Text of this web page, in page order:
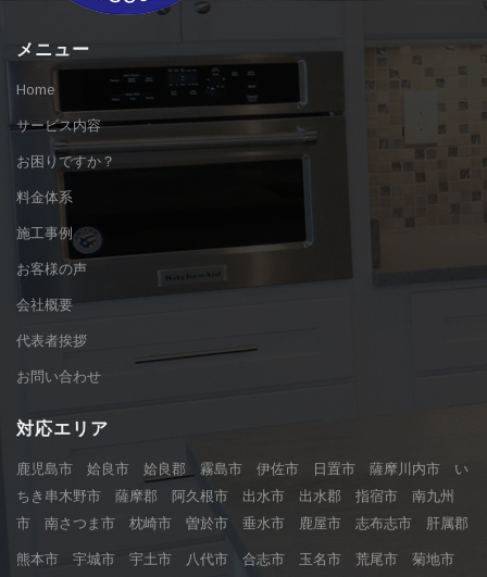
メニュー
Home
サービス内容
お困りですか？
料金体系
施工事例
お客様の声
会社概要
代表者挨拶
お問い合わせ
対応エリア
鹿児島市 姶良市 姶良郡 霧島市 伊佐市 日置市 薩摩川内市 い
ちき串木野市 薩摩郡 阿久根市 出水市 出水郡 指宿市 南九州
市 南さつま市 枕崎市 曽於市 垂水市 鹿屋市 志布志市 肝属郡
熊本市 宇城市 宇土市 八代市 合志市 玉名市 荒尾市 菊地市